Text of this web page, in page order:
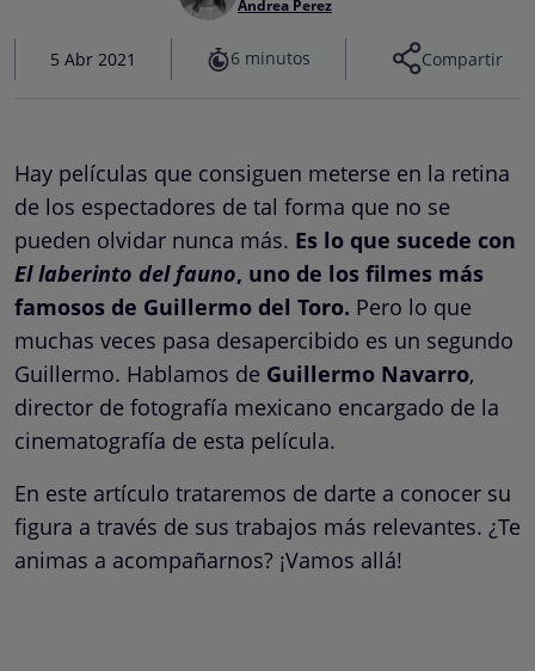
Andrea Perez
5 Abr 2021 6 minutos Compartir
Hay películas que consiguen meterse en la retina
de los espectadores de tal forma que no se
pueden olvidar nunca más. Es lo que sucede con
El laberinto del fauno, uno de los filmes más
famosos de Guillermo del Toro. Pero lo que
muchas veces pasa desapercibido es un segundo
Guillermo. Hablamos de Guillermo Navarro,
director de fotografía mexicano encargado de la
cinematografía de esta película.
En este artículo trataremos de darte a conocer su
figura a través de sus trabajos más relevantes. ¿Te
animas a acompañarnos? ¡Vamos allá!